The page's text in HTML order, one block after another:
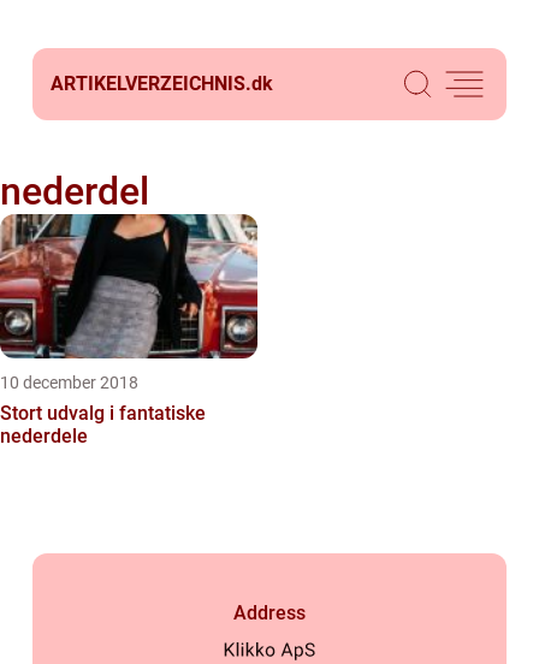
ARTIKELVERZEICHNIS.dk
nederdel
10 december 2018
Stort udvalg i fantatiske
nederdele
Address